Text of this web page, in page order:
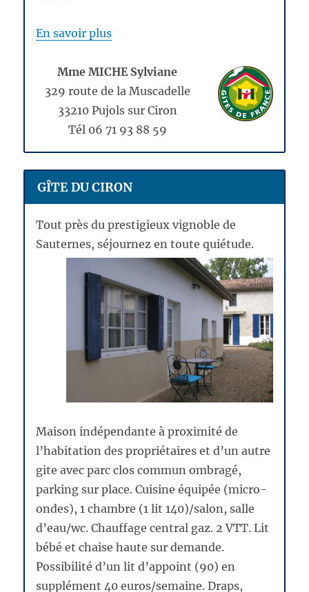
En savoir plus
Mme MICHE Sylviane
329 route de la Muscadelle
33210 Pujols sur Ciron
Tél 06 71 93 88 59
GÎTE DU CIRON
Tout près du prestigieux vignoble de
Sauternes, séjournez en toute quiétude.
Maison indépendante à proximité de
l’habitation des propriétaires et d’un autre
gite avec parc clos commun ombragé,
parking sur place. Cuisine équipée (micro-
ondes), 1 chambre (1 lit 140)/salon, salle
d’eau/wc. Chauffage central gaz. 2 VTT. Lit
bébé et chaise haute sur demande.
Possibilité d’un lit d’appoint (90) en
supplément 40 euros/semaine. Draps,